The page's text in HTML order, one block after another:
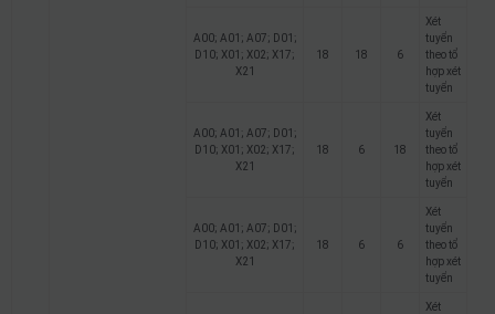
A00; A01; A07; D01;
D10; X01; X02; X17;
X21
18 18 6
Xét
tuyển
theo tổ
hợp xét
tuyển
A00; A01; A07; D01;
D10; X01; X02; X17;
X21
18 6 18
Xét
tuyển
theo tổ
hợp xét
tuyển
A00; A01; A07; D01;
D10; X01; X02; X17;
X21
18 6 6
Xét
tuyển
theo tổ
hợp xét
tuyển
Xét